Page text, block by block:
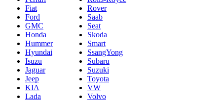
Fiat
Ford
GMC
Honda
Hummer
Hyundai
Isuzu
Jaguar
Jeep
KIA
Lada
Rover
Saab
Seat
Skoda
Smart
SsangYong
Subaru
Suzuki
Toyota
VW
Volvo